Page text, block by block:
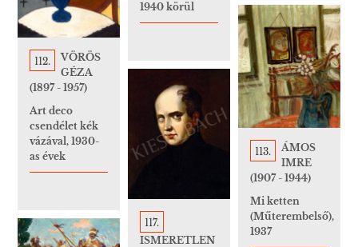
1940 körül
112.
VÖRÖS
GÉZA
(1897 - 1957)
Art deco
csendélet kék
vázával, 1930-
as évek
113.
ÁMOS
IMRE
(1907 - 1944)
Mi ketten
(Műterembelső),
1937
117.
ISMERETLEN